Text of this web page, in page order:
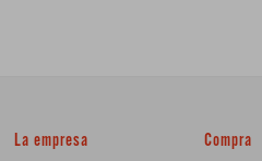
La empresa Compra